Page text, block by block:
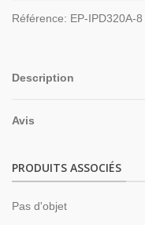
Référence: EP-IPD320A-8
Description
Avis
PRODUITS ASSOCIÉS
Pas d'objet